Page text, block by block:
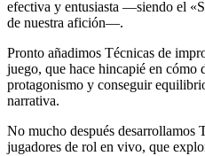
efectiva y entusiasta —siendo el
de nuestra afición—.
Pronto añadimos Técnicas de
juego, que hace hincapié en cómo
protagonismo y conseguir
narrativa.
No mucho después desarrollamos
jugadores de rol en vivo, que